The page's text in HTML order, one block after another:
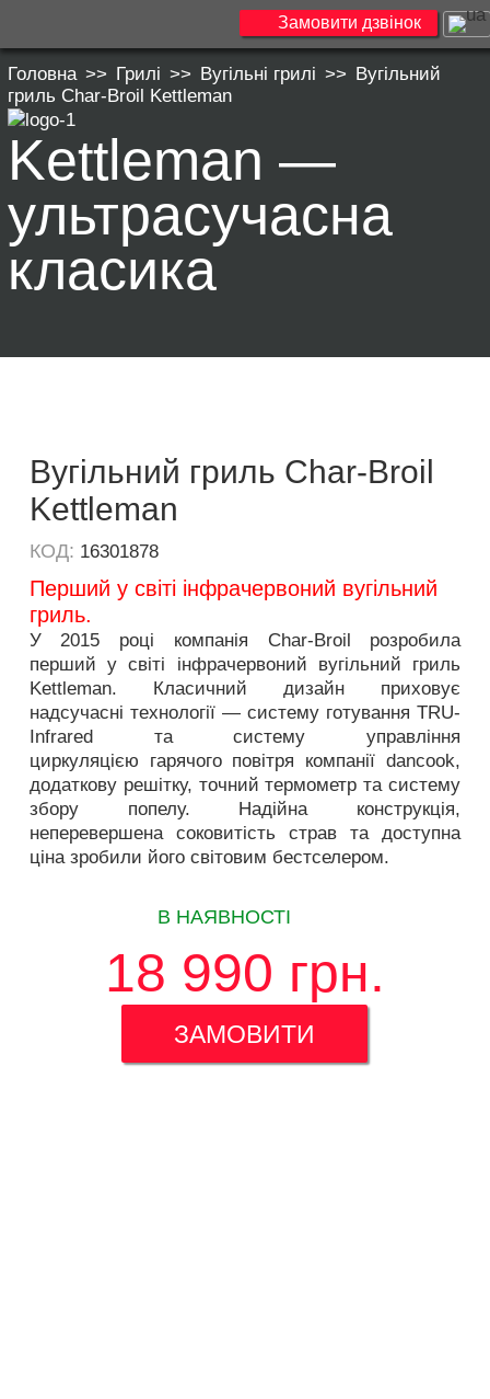
Замовити дзвінок
Головна >> Грилі >> Вугільні грилі >> Вугільний
гриль Char-Broil Kettleman
Kettleman —
ультрасучасна
класика
Вугільний гриль Char-Broil
Kettleman
КОД: 16301878
Перший у світі інфрачервоний вугільний
гриль.
У 2015 році компанія Char-Broil розробила
перший у світі інфрачервоний вугільний гриль
Kettleman. Класичний дизайн приховує
надсучасні технології — систему готування TRU-
Infrared та систему управління
циркуляцією гарячого повітря компанії dancook,
додаткову решітку, точний термометр та систему
збору попелу. Надійна конструкція,
неперевершена соковитість страв та доступна
ціна зробили його світовим бестселером.
В НАЯВНОСТІ
18 990 грн.
ЗАМОВИТИ